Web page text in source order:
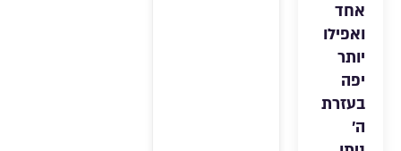
אחד
ואפילו
יותר
יפה
בעזרת
ה׳